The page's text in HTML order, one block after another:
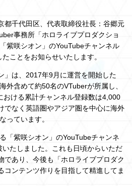
都千代田区、代表取締役社長：谷郷元
事務所「ホロライブプロダクショ
紫咲シオン」のYouTubeチャンネル
ことをお知らせいたします。
」は、2017年9月に運営を開始した
外含めて約50名のVTuberが所属し、
おける累計チャンネル登録数は4,000
でなく英語圏やアジア圏を中心に海外
っています。
「紫咲シオン」のYouTubeチャンネ
たしました。これも日頃からいただ
であり、今後も「ホロライブプロダク
コンテンツ作りを目指して精進してま